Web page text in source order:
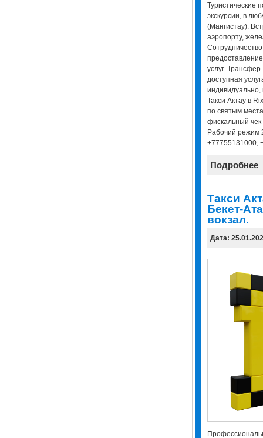
Туристические
экскурсии, в
(Мангистау).
аэропорту,
услуг.
доступная
индивидуально,
Такси Актау в
по святым
фискальный чек
Рабочий режим
+77755131000,
Подробнее
Tакси
Бекет-
вокзал.
Дата: